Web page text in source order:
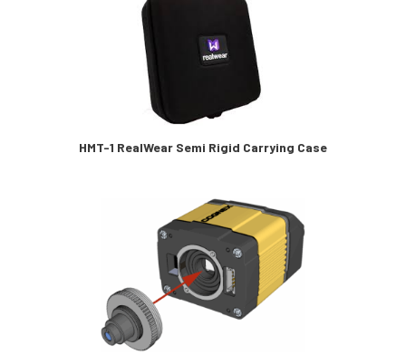
HMT-1 RealWear Semi Rigid Carrying Case